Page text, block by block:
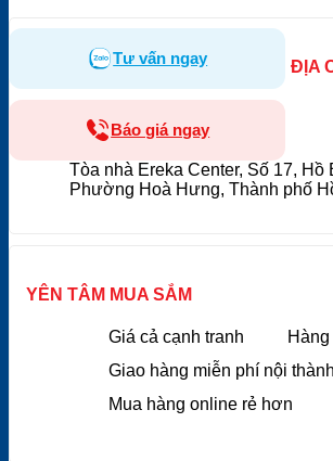
Tư vấn ngay
Báo giá ngay
ĐỊA
Tòa nhà Ereka Center, Số 17, Hồ
Phường Hoà Hưng, Thành phố
YÊN TÂM MUA SẮM
Giá cả cạnh tranh
Giao hàng miễn phí nội thành
Mua hàng online rẻ hơn